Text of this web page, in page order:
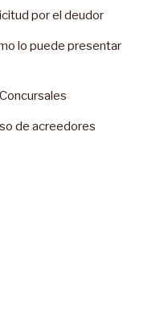
por el deudor
lo puede presentar
de acreedores